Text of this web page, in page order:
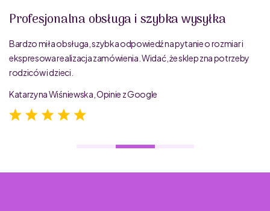
Profesjonalna obsługa i szybka wysyłka
Bardzo miła obsługa, szybka odpowiedź na pytanie o rozmiar i
ekspresowa realizacja zamówienia. Widać, że sklep zna potrzeby
rodziców i dzieci.
Katarzyna Wiśniewska, Opinie z Google